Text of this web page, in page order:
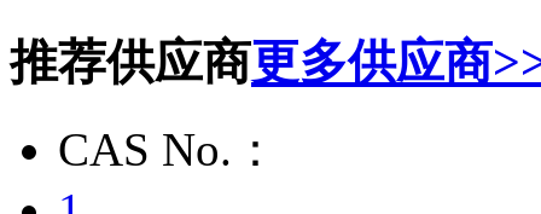
推荐供应商更多供应商
CAS No.：